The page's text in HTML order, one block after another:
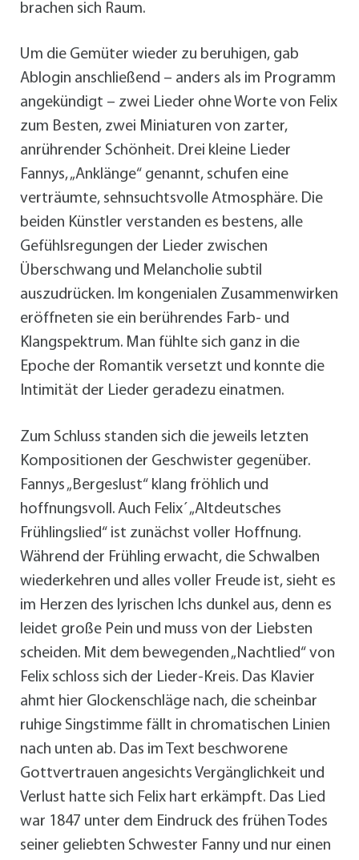
brachen sich Raum.
Um die Gemüter wieder zu beruhigen, gab
Ablogin anschließend – anders als im Programm
angekündigt – zwei Lieder ohne Worte von Felix
zum Besten, zwei Miniaturen von zarter,
anrührender Schönheit. Drei kleine Lieder
Fannys, „Anklänge“ genannt, schufen eine
verträumte, sehnsuchtsvolle Atmosphäre. Die
beiden Künstler verstanden es bestens, alle
Gefühlsregungen der Lieder zwischen
Überschwang und Melancholie subtil
auszudrücken. Im kongenialen Zusammenwirken
eröffneten sie ein berührendes Farb- und
Klangspektrum. Man fühlte sich ganz in die
Epoche der Romantik versetzt und konnte die
Intimität der Lieder geradezu einatmen.
Zum Schluss standen sich die jeweils letzten
Kompositionen der Geschwister gegenüber.
Fannys „Bergeslust“ klang fröhlich und
hoffnungsvoll. Auch Felix´ „Altdeutsches
Frühlingslied“ ist zunächst voller Hoffnung.
Während der Frühling erwacht, die Schwalben
wiederkehren und alles voller Freude ist, sieht es
im Herzen des lyrischen Ichs dunkel aus, denn es
leidet große Pein und muss von der Liebsten
scheiden. Mit dem bewegenden „Nachtlied“ von
Felix schloss sich der Lieder-Kreis. Das Klavier
ahmt hier Glockenschläge nach, die scheinbar
ruhige Singstimme fällt in chromatischen Linien
nach unten ab. Das im Text beschworene
Gottvertrauen angesichts Vergänglichkeit und
Verlust hatte sich Felix hart erkämpft. Das Lied
war 1847 unter dem Eindruck des frühen Todes
seiner geliebten Schwester Fanny und nur einen